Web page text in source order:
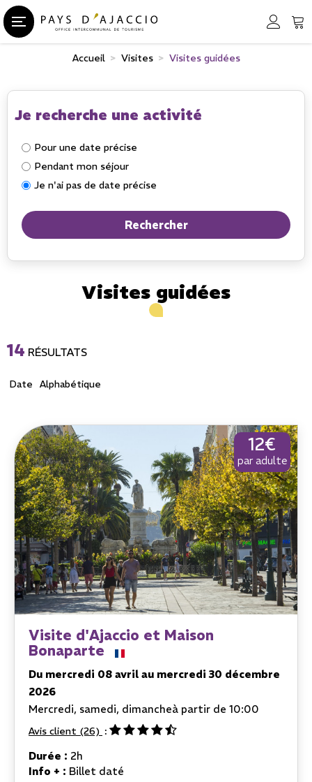
Accueil > Visites > Visites guidées
Je recherche une activité
Pour une date précise
Pendant mon séjour
Je n'ai pas de date précise
Visites guidées
14 RÉSULTATS
Date Alphabétique
Visite d'Ajaccio et Maison
Bonaparte
Du mercredi 08 avril au mercredi 30 décembre
2026
Mercredi, samedi, dimancheà partir de 10:00
Avis client (26)
12€
par adulte
Durée : 2h
Info + : Billet daté